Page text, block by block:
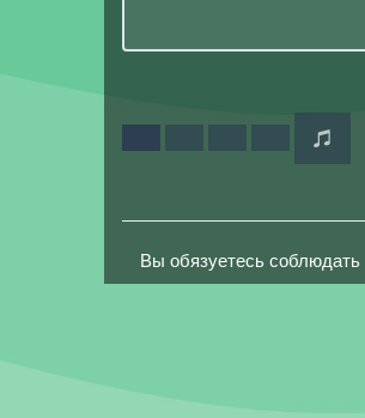
Вы обязуетесь соблюдать